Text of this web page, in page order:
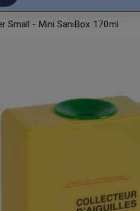
Small - Mini SaniBox 170ml